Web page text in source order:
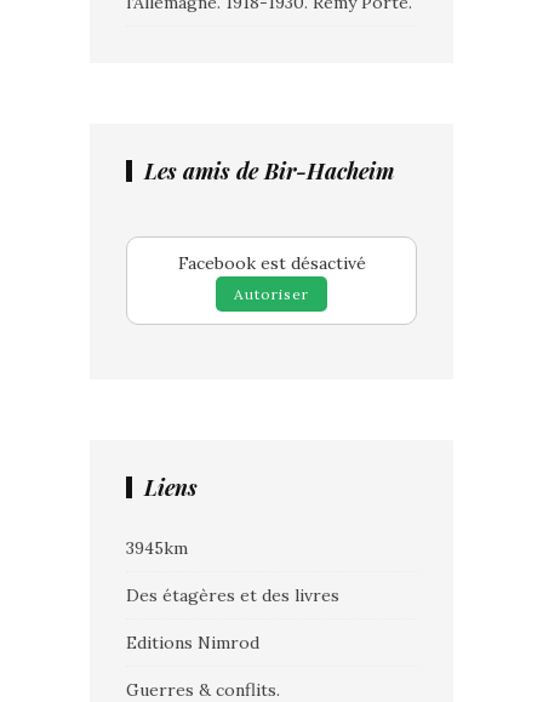
Les amis de Bir-Hacheim
Facebook est désactivé
Autoriser
Liens
3945km
Des étagères et des livres
Editions Nimrod
Guerres & conflits.